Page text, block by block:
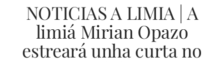
NOTICIAS A LIMIA | A
limiá Mirian Opazo
estreará unha curta no